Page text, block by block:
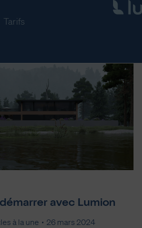
Tarifs
avec Lumion
à la une 26 mars 2024